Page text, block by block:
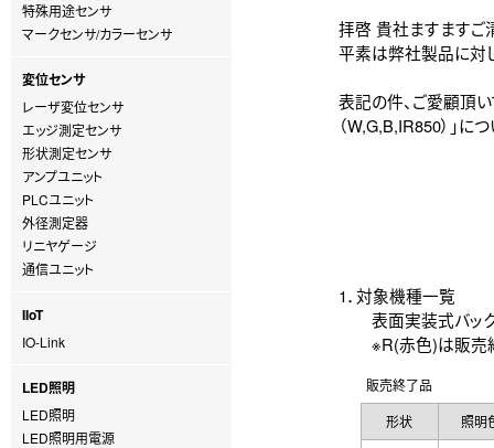
特殊用途センサ
マークセンサ/カラーセンサ
変位センサ
レーザ変位センサ
エッジ測定センサ
形状測定センサ
アンプユニット
PLCユニット
外径測定器
リニヤゲージ
通信ユニット
IIoT
IO-Link
LED照明
LED照明
LED照明用電源
拝啓 貴社ますますご
平素は弊社製品に対
表記の件、ご愛顧頂
（W,G,B,IR850）」に
1．対象機種一覧
表面実装式バック
※R(赤色)は販売終
販売終了品
形状
照明